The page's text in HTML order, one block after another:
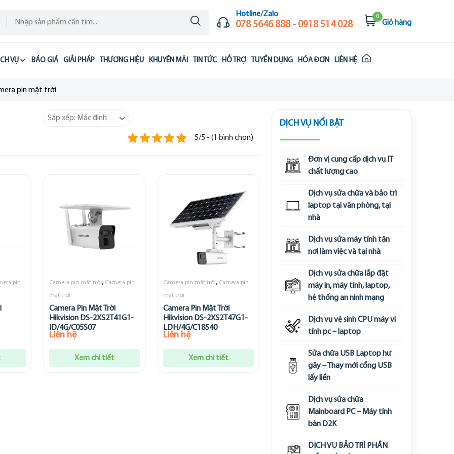
Hotline/Zalo
078 5646 888 - 0918 514 028
0
Giỏ hàng
VỤ BÁO GIÁ GIẢI PHÁP THƯƠNG HIỆU KHUYẾN MÃI TIN TỨC HỖ TRỢ TUYỂN DỤNG HÓA ĐƠN LIÊN HỆ
pin mặt trời
5/5 - (1 bình chọn)
pin Camera pin mặt trời, Camera pin
mặt trời
Camera Pin Mặt Trời
Hikvision DS-2XS2T41G1-
ID/4G/C05S07
Liên hệ
Xem chi tiết
Camera pin mặt trời, Camera pin
mặt trời
Camera Pin Mặt Trời
Hikvision DS-2XS2T47G1-
LDH/4G/C18S40
Liên hệ
Xem chi tiết
DỊCH VỤ NỔI BẬT
Đơn vị cung cấp dịch vụ IT
chất lượng cao
Dịch vụ sửa chữa và bảo trì
laptop tại văn phòng, tại
nhà
Dịch vụ sửa máy tính tận
nơi làm việc và tại nhà
Dịch vụ sửa chữa lắp đặt
máy in, máy tính, laptop,
hệ thống an ninh mạng
Dịch vụ vệ sinh CPU máy vi
tính pc – laptop
Sửa chữa USB Laptop hư
gãy – Thay mới cổng USB
lấy liền
Dịch vụ sửa chữa
Mainboard PC – Máy tính
bàn D2K
DỊCH VỤ BẢO TRÌ PHẦN